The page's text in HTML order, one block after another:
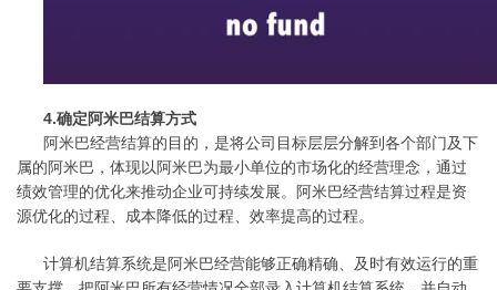
4.确定阿米巴结算方式
阿米巴经营结算的目的，是将公司目标层层分解到各个部门及下
属的阿米巴，体现以阿米巴为最小单位的市场化的经营理念，通过
绩效管理的优化来推动企业可持续发展。阿米巴经营结算过程是资
源优化的过程、成本降低的过程、效率提高的过程。
计算机结算系统是阿米巴经营能够正确精确、及时有效运行的重